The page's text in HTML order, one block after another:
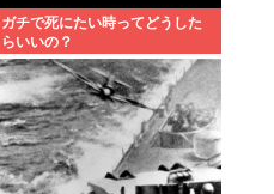
ガチで死にたい時ってどうした
らいいの？